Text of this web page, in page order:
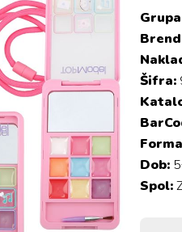
Šifra:
Dob:
Spol: